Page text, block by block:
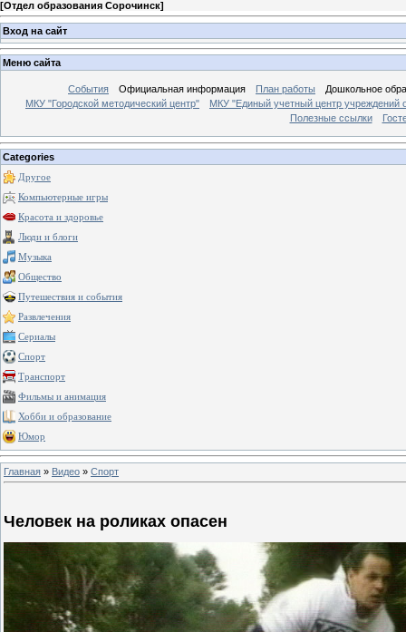
[Отдел образования Сорочинск]
Вход на сайт
Меню сайта
События Официальная информация План работы
Дошкольное
МКУ "Городской методический центр"
МКУ "Единый учетный центр учреждений
Полезные ссылки
Categories
Другое
Компьютерные игры
Красота и здоровье
Люди и блоги
Музыка
Общество
Путешествия и события
Развлечения
Сериалы
Спорт
Транспорт
Фильмы и анимация
Хобби и образование
Юмор
Главная » Видео » Спорт
Человек на роликах опасен